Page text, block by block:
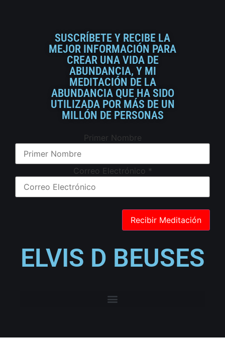
SUSCRÍBETE Y RECIBE LA
MEJOR INFORMACIÓN PARA
CREAR UNA VIDA DE
ABUNDANCIA, Y MI
MEDITACIÓN DE LA
ABUNDANCIA QUE HA SIDO
UTILIZADA POR MÁS DE UN
MILLÓN DE PERSONAS
Primer Nombre
Correo Electrónico *
ELVIS D BEUSES